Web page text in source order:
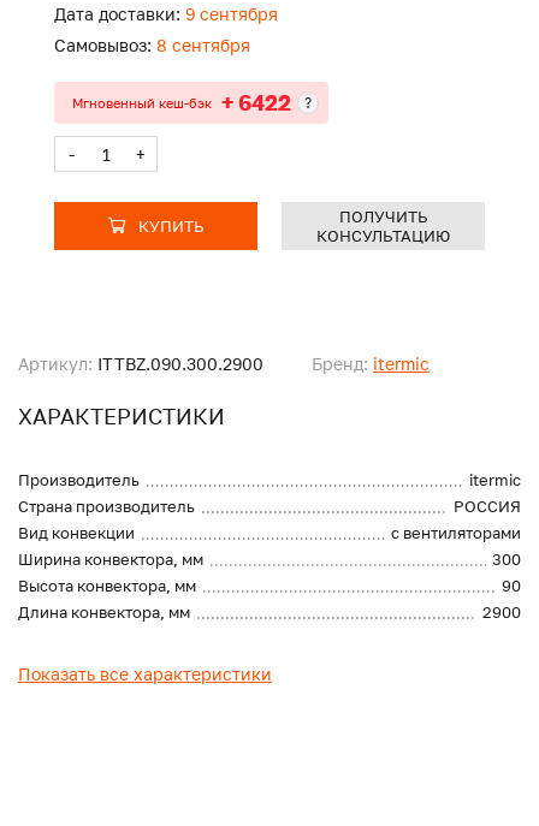
Артикул: ITTBZ.090.300.2900 Бренд: itermic
ХАРАКТЕРИСТИКИ
Производитель
itermic
Страна производитель
РОССИЯ
Вид конвекции
с вентиляторами
Ширина конвектора, мм
300
Высота конвектора, мм
90
Длина конвектора, мм
2900
Показать все характеристики
Дата доставки: 9 сентября
Самовывоз: 8 сентября
Мгновенный кеш-бэк + 6422 ?
- +
КУПИТЬ
ПОЛУЧИТЬ
КОНСУЛЬТАЦИЮ